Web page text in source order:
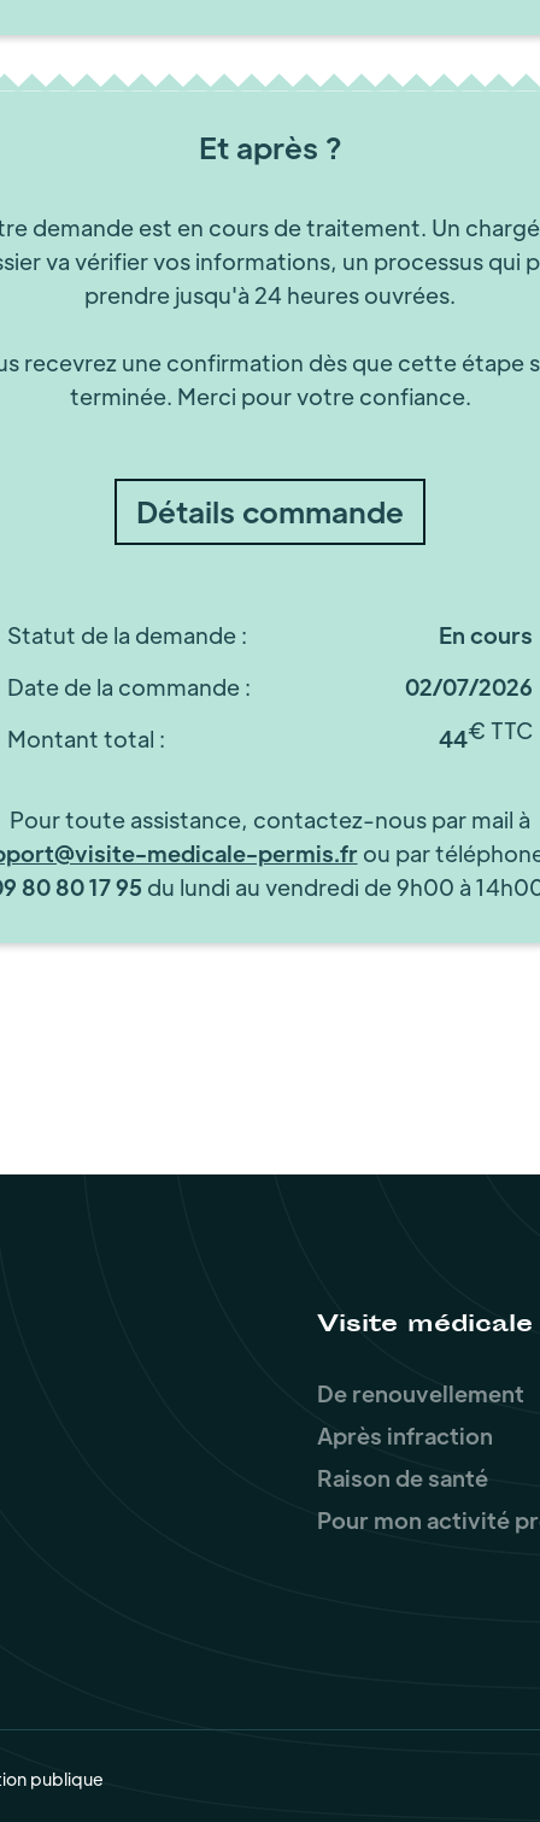
Et après ?
demande est en cours de traitement. Un
va vérifier vos informations, un processus qui
prendre jusqu'à 24 heures ouvrées.
recevrez une confirmation dès que cette étape
terminée. Merci pour votre confiance.
Détails commande
Statut de la demande :
En cours
Date de la commande :
02/07/2026
Montant total :
44€ TTC
Pour toute assistance, contactez-nous par mail à
medicale-permis.frou par
80 80 17 95 du lundi au vendredi de 9h00 à
Visite médicale
De renouvellement
Après infraction
Raison de santé
Pour mon activité
publique